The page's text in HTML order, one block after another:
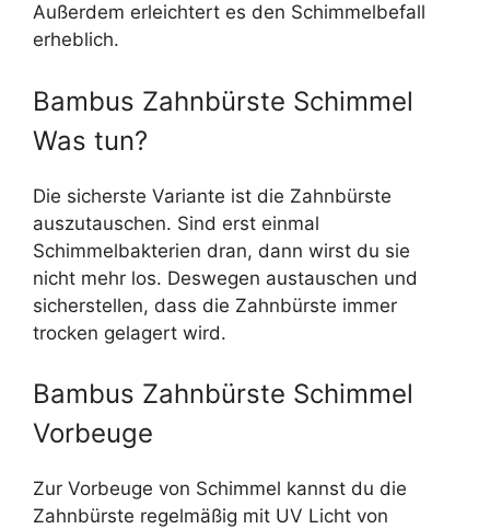
Außerdem erleichtert es den Schimmelbefall
erheblich.
Bambus Zahnbürste Schimmel
Was tun?
Die sicherste Variante ist die Zahnbürste
auszutauschen. Sind erst einmal
Schimmelbakterien dran, dann wirst du sie
nicht mehr los. Deswegen austauschen und
sicherstellen, dass die Zahnbürste immer
trocken gelagert wird.
Bambus Zahnbürste Schimmel
Vorbeuge
Zur Vorbeuge von Schimmel kannst du die
Zahnbürste regelmäßig mit UV Licht von